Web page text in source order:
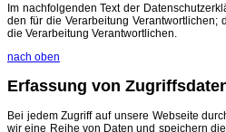
Im nachfolgenden Text der
den für die Verarbeitung Verantwortlichen;
die Verarbeitung Verantwortlichen.
nach oben
Erfassung von
Bei jedem Zugriff auf unsere Webseite
wir eine Reihe von Daten und speichern